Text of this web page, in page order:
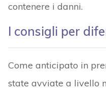
contenere i danni.
I consigli per
Come anticipato in
state avviate a livello